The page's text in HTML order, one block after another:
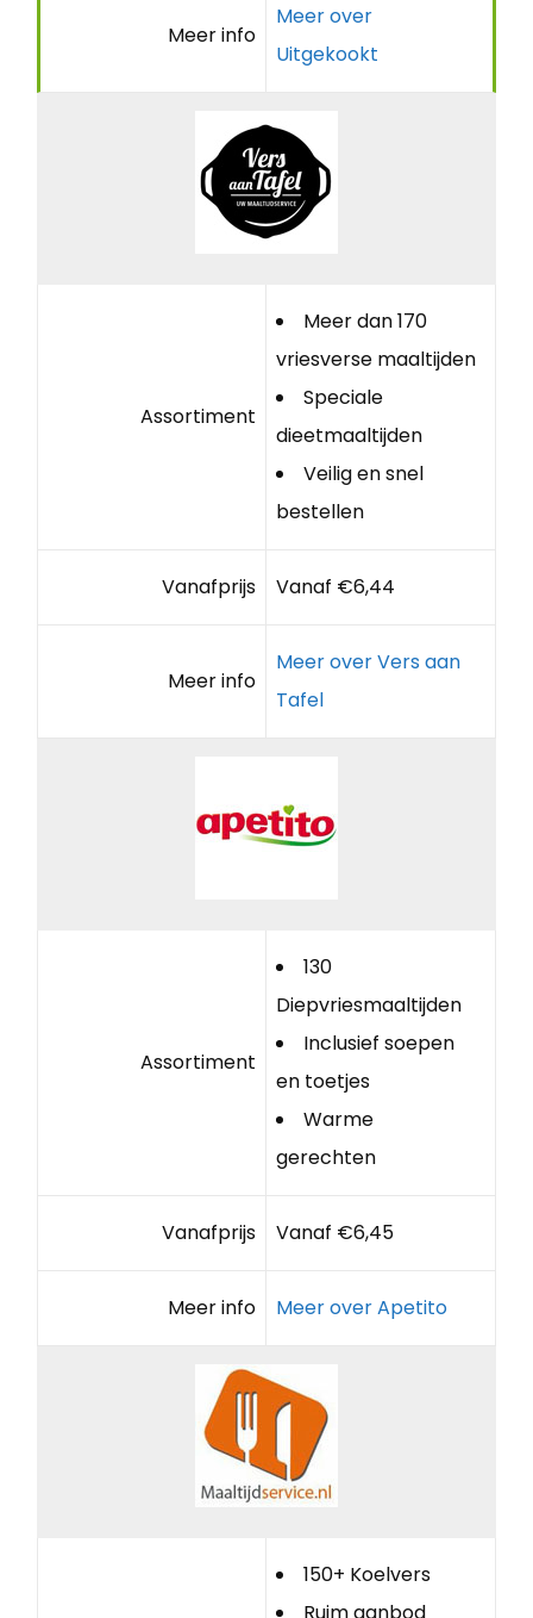
Meer info
Meer over
Uitgekookt
Assortiment
Meer dan 170
vriesverse maaltijden
Speciale
dieetmaaltijden
Veilig en snel
bestellen
Vanafprijs Vanaf €6,44
Meer info
Meer over Vers aan
Tafel
Assortiment
130
Diepvriesmaaltijden
Inclusief soepen
en toetjes
Warme
gerechten
Vanafprijs Vanaf €6,45
Meer info Meer over Apetito
150+ Koelvers
Ruim aanbod